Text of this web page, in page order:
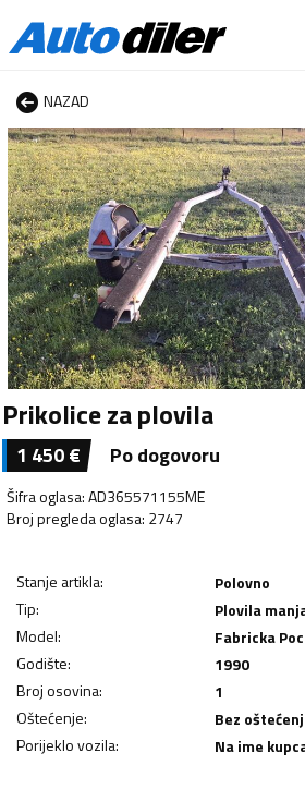
NAZAD
Prikolice za plovila
1 450€ Po dogovoru
Šifra oglasa:AD365571155ME
Broj pregleda oglasa: 2747
Stanje artikla:
Polovno
Tip:
Plovila
Model:
Fabricka
Godište:
1990
Broj osovina:
1
Oštećenje:
Bez
Porijeklo vozila: Na ime